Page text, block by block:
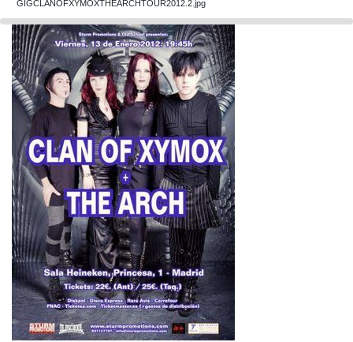
GIGCLANOFXYMOXTHEARCHTOUR2012.2.jpg